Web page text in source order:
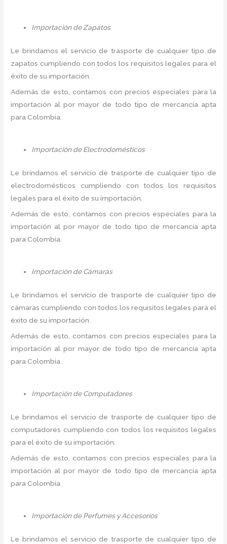
Importación de Zapatos
Le brindamos el servicio de trasporte de cualquier tipo de
zapatos cumpliendo con todos los requisitos legales para el
éxito de su importación.
Además de esto, contamos con precios especiales para la
importación al por mayor de todo tipo de mercancía apta
para Colombia.
Importación de Electrodomésticos
Le brindamos el servicio de trasporte de cualquier tipo de
electrodomésticos cumpliendo con todos los requisitos
legales para el éxito de su importación.
Además de esto, contamos con precios especiales para la
importación al por mayor de todo tipo de mercancía apta
para Colombia.
Importación de Cámaras
Le brindamos el servicio de trasporte de cualquier tipo de
cámaras cumpliendo con todos los requisitos legales para el
éxito de su importación.
Además de esto, contamos con precios especiales para la
importación al por mayor de todo tipo de mercancía apta
para Colombia.
Importación de Computadores
Le brindamos el servicio de trasporte de cualquier tipo de
computadores cumpliendo con todos los requisitos legales
para el éxito de su importación.
Además de esto, contamos con precios especiales para la
importación al por mayor de todo tipo de mercancía apta
para Colombia.
Importación de Perfumes y Accesorios
Le brindamos el servicio de trasporte de cualquier tipo de